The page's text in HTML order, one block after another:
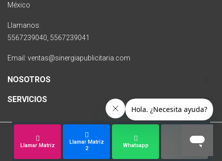
México
Llamanos:
5567239040, 5567239041
Email: ventas@sinergiapublicitaria.com
NOSOTROS
SERVICIOS
Copyright © 2007 - 2025 Sinergia Publicitaria
Llamar Matriz
Llamar Matriz
2
Whatsapp